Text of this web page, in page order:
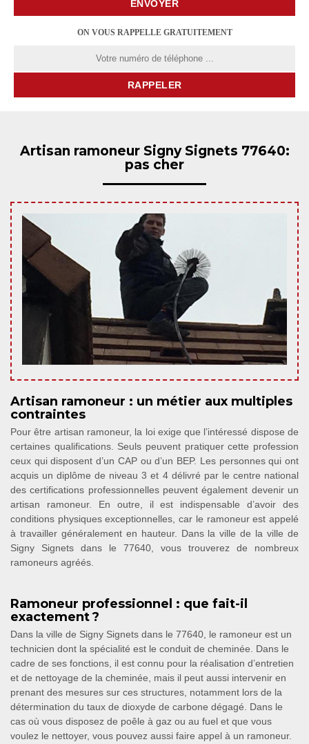
ON VOUS RAPPELLE GRATUITEMENT
Artisan ramoneur Signy Signets 77640:
pas cher
Artisan ramoneur : un métier aux multiples
contraintes
Pour être artisan ramoneur, la loi exige que l’intéressé dispose de
certaines qualifications. Seuls peuvent pratiquer cette profession
ceux qui disposent d’un CAP ou d’un BEP. Les personnes qui ont
acquis un diplôme de niveau 3 et 4 délivré par le centre national
des certifications professionnelles peuvent également devenir un
artisan ramoneur. En outre, il est indispensable d’avoir des
conditions physiques exceptionnelles, car le ramoneur est appelé
à travailler généralement en hauteur. Dans la ville de la ville de
Signy Signets dans le 77640, vous trouverez de nombreux
ramoneurs agréés.
Ramoneur professionnel : que fait-il
exactement ?
Dans la ville de Signy Signets dans le 77640, le ramoneur est un
technicien dont la spécialité est le conduit de cheminée. Dans le
cadre de ses fonctions, il est connu pour la réalisation d’entretien
et de nettoyage de la cheminée, mais il peut aussi intervenir en
prenant des mesures sur ces structures, notamment lors de la
détermination du taux de dioxyde de carbone dégagé. Dans le
cas où vous disposez de poêle à gaz ou au fuel et que vous
voulez le nettoyer, vous pouvez aussi faire appel à un ramoneur.